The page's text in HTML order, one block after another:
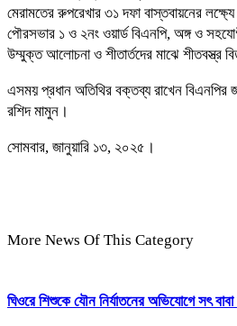
মেরামতের রুপরেখার ৩১ দফা বাস্তবায়নের লক্ষ্যে
পৌরসভার ১ ও ২নং ওয়ার্ড বিএনপি, অঙ্গ ও
উম্মুক্ত আলোচনা ও শীতার্তদের মাঝে শীতবস্ত্র
এসময় প্রধান অতিথির বক্তব্য রাখেন বিএনপির
রশিদ মামুন।
সোমবার, জানুয়ারি ১৩, ২০২৫।
More News Of This Category
ঘিওরে শিশুকে যৌন নির্যাতনের অভিযোগে সৎ